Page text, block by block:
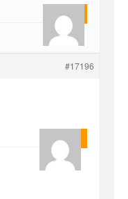
mar69
#17196
Quentin